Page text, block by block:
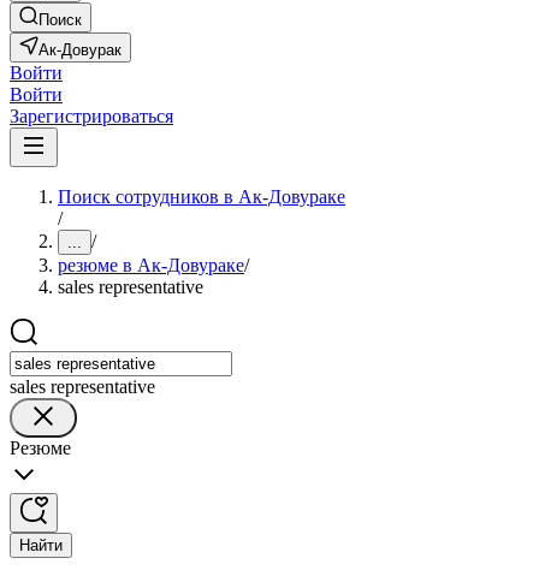
Поиск
Ак-Довурак
Войти
Войти
Зарегистрироваться
Поиск сотрудников в Ак-Довураке
/
... /
резюме в Ак-Довураке/
sales representative
sales representative
Резюме
Найти